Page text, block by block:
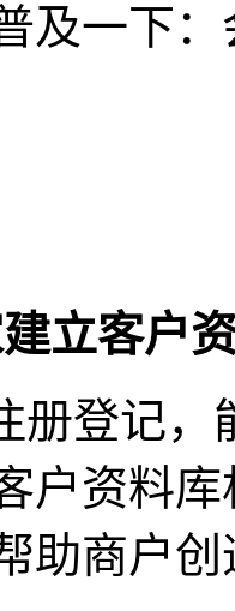
及一下
立客户
册登记，
户资料
助商户